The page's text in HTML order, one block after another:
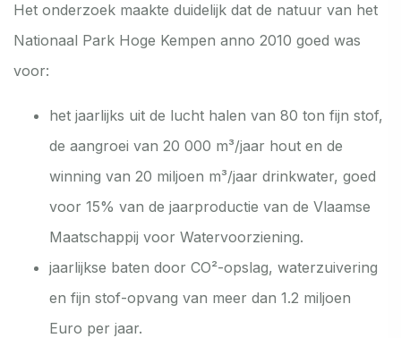
Het onderzoek maakte duidelijk dat de natuur van het
Nationaal Park Hoge Kempen anno 2010 goed was
voor:
het jaarlijks uit de lucht halen van 80 ton fijn stof,
de aangroei van 20 000 m³/jaar hout en de
winning van 20 miljoen m³/jaar drinkwater, goed
voor 15% van de jaarproductie van de Vlaamse
Maatschappij voor Watervoorziening.
jaarlijkse baten door CO²-opslag, waterzuivering
en fijn stof-opvang van meer dan 1.2 miljoen
Euro per jaar.